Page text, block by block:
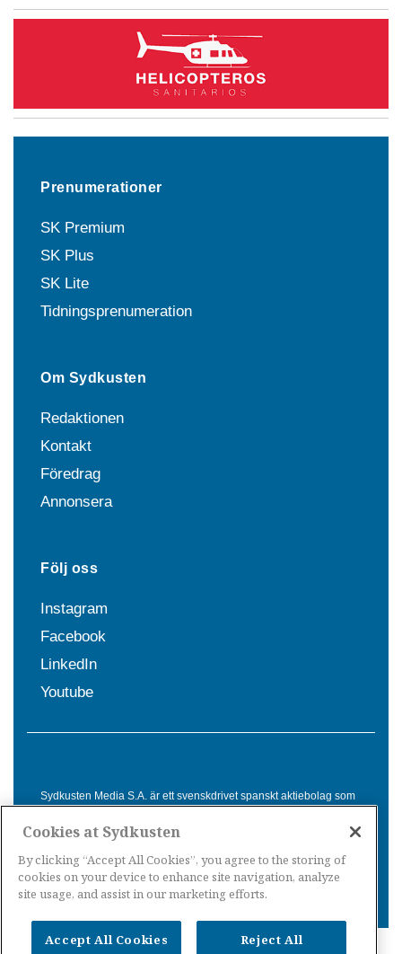
Prenumerationer
SK Premium
SK Plus
SK Lite
Tidningsprenumeration
Om Sydkusten
Redaktionen
Kontakt
Föredrag
Annonsera
Följ oss
Instagram
Facebook
LinkedIn
Youtube
Sydkusten Media S.A. är ett svenskdrivet spanskt aktiebolag som
Spanien. Genom nyhetsbevakning av hela Spanien, med bas på
informationsförmedling för svenskar i Spanien.
Cookies at Sydkusten
By clicking “Accept All Cookies”, you agree to the storing of
cookies on your device to enhance site navigation, analyze
site usage, and assist in our marketing efforts.
Accept All Cookies Reject All